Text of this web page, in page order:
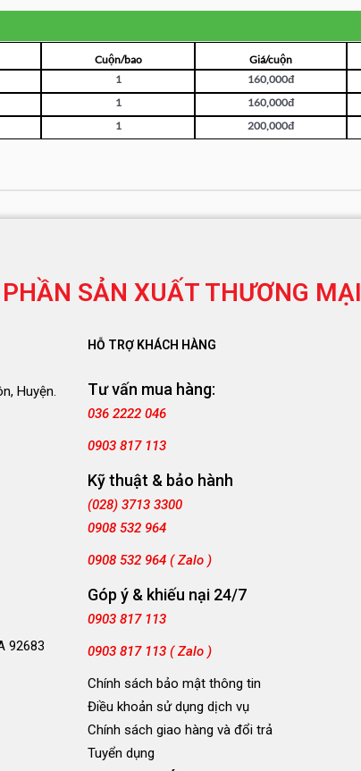
Cuộn/bao Giá/cuộn
1 160,000đ
1 160,000đ
1 200,000đ
PHẦN SẢN XUẤT THƯƠNG MẠI
Huyện.
92683
HỖ TRỢ KHÁCH HÀNG
Tư vấn mua hàng:
036 2222 046
0903 817 113
Kỹ thuật & bảo hành
(028) 3713 3300
0908 532 964
0908 532 964 ( Zalo )
Góp ý & khiếu nại 24/7
0903 817 113
0903 817 113 ( Zalo )
Chính sách bảo mật thông tin
Điều khoản sử dụng dịch vụ
Chính sách giao hàng và đổi trả
Tuyển dụng